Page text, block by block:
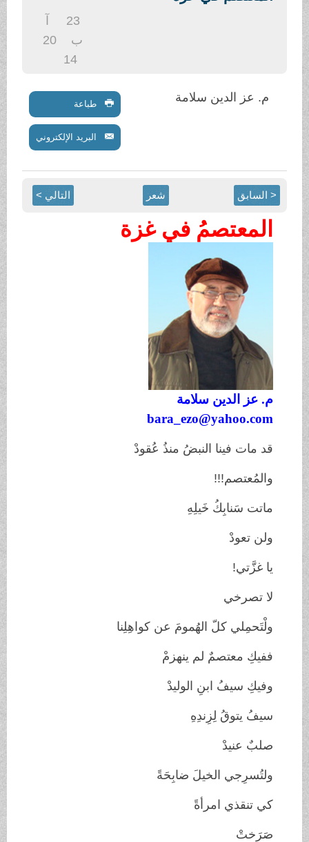
14
م. عز الدين سلامة طباعة
البريد الإلكتروني
< السابق شعر التالي >
المعتصمُ في غزة
م. عز الدين سلامة
bara_ezo@yahoo.com
قد مات فينا النبضُ منذُ عُقودْ
والمُعتصم!!!
ماتت سَنابِكُ خَيلِهِ
ولن تعودْ
يا غزَّتي!
لا تصرخي
ولْتَحمِلي كلّ الهُمومَ عن كواهِلِنا
ففيكِ معتصمٌ لم ينهزمْ
وفيكِ سيفُ ابنِ الوليدْ
سيفُ يتوقُ لِزِندِهِ
صلبٌ عنيدْ
ولتُسرِجي الخيلَ ضابِحَةً
كي تنقذي امرأةً
صَرَختْ